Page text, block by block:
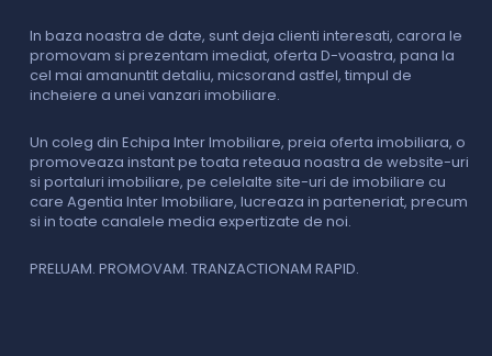
In baza noastra de date, sunt deja clienti interesati, carora le
promovam si prezentam imediat, oferta D-voastra, pana la
cel mai amanuntit detaliu, micsorand astfel, timpul de
incheiere a unei vanzari imobiliare.
Un coleg din Echipa Inter Imobiliare, preia oferta imobiliara, o
promoveaza instant pe toata reteaua noastra de website-uri
si portaluri imobiliare, pe celelalte site-uri de imobiliare cu
care Agentia Inter Imobiliare, lucreaza in parteneriat, precum
si in toate canalele media expertizate de noi.
PRELUAM. PROMOVAM. TRANZACTIONAM RAPID.